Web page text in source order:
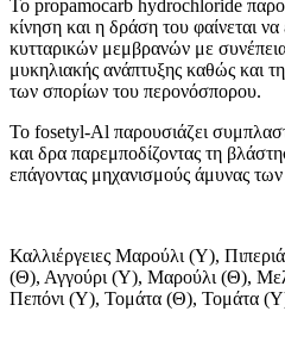
Το propamocarb hydrochloride
κίνηση και η δράση του φαίνεται
κυτταρικών μεμβρανών με
μυκηλιακής ανάπτυξης καθώς και
των σπορίων του περονόσπορου.
Το fosetyl-Al παρουσιάζει
και δρα παρεμποδίζοντας τη
επάγοντας μηχανισμούς άμυνας
Καλλιέργειες Μαρούλι (Υ),
(Θ), Αγγούρι (Υ), Μαρούλι (Θ),
Πεπόνι (Υ), Τομάτα (Θ), Τομάτα